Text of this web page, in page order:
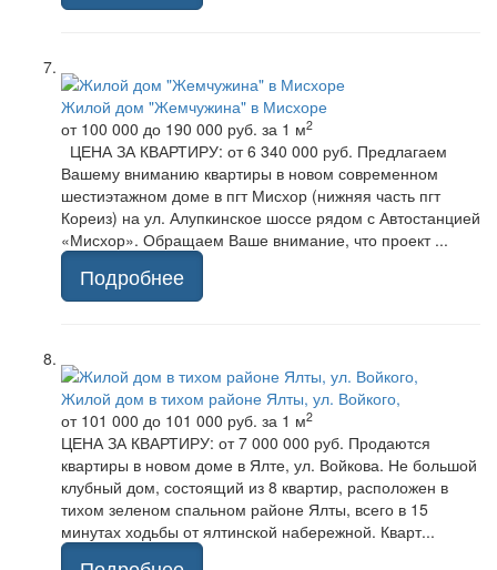
Жилой дом "Жемчужина" в Мисхоре
от 100 000 до 190 000 руб. за 1 м2
ЦЕНА ЗА КВАРТИРУ: от 6 340 000 руб. Предлагаем
Вашему вниманию квартиры в новом современном
шестиэтажном доме в пгт Мисхор (нижняя часть пгт
Кореиз) на ул. Алупкинское шоссе рядом с Автостанцией
«Мисхор». Обращаем Ваше внимание, что проект ...
Подробнее
Жилой дом в тихом районе Ялты, ул. Войкого,
от 101 000 до 101 000 руб. за 1 м2
ЦЕНА ЗА КВАРТИРУ: от 7 000 000 руб. Продаются
квартиры в новом доме в Ялте, ул. Войкова. Не большой
клубный дом, состоящий из 8 квартир, расположен в
тихом зеленом спальном районе Ялты, всего в 15
минутах ходьбы от ялтинской набережной. Кварт...